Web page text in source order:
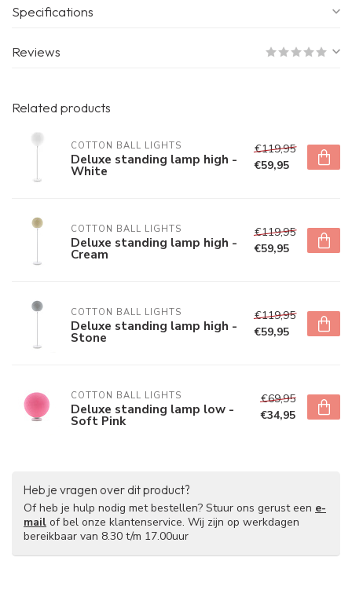
Specifications
Reviews
Related products
COTTON BALL LIGHTS
Deluxe standing lamp high -
White
€119,95
€59,95
COTTON BALL LIGHTS
Deluxe standing lamp high -
Cream
€119,95
€59,95
COTTON BALL LIGHTS
Deluxe standing lamp high -
Stone
€119,95
€59,95
COTTON BALL LIGHTS
Deluxe standing lamp low -
Soft Pink
€69,95
€34,95
Heb je vragen over dit product?
Of heb je hulp nodig met bestellen? Stuur ons gerust een e-
mail of bel onze klantenservice. Wij zijn op werkdagen
bereikbaar van 8.30 t/m 17.00uur